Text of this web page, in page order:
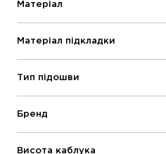
Матеріал
Матеріал підкладки
Тип підошви
Бренд
Висота каблука